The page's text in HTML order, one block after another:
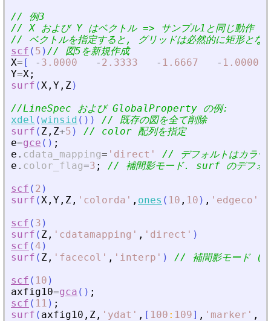
// 例3
// X および Y はベクトル => サンプル1と同じ動作
// ベクトルを指定すると, グリッドは必然的に矩形とな
scf ( 5 )// 図5を新規作成
X= [ - 3.0000 - 2.3333 - 1.6667 - 1.0000
Y=X;
surf (X , Y , Z)
//LineSpec および GlobalProperty の例:
xdel (winsid ( ) )
// 既存の図を全て削除
surf ( Z , Z+5 )
// color 配列を指定
e=gce ( ) ;
e . cdata_mapping= ' direct '
// デフォルトはカラー
e . color_flag=3 ;
// 補間影モード. surf のデフォ
scf ( 2 )
surf (X , Y , Z , ' colorda ' , ones ( 10 , 10 ) , ' edgeco '
scf ( 3 )
surf ( Z , ' cdatamapping ' , ' direct ' )
scf ( 4 )
surf ( Z , ' facecol ' , ' interp ' )
// 補間影モード
scf ( 10 )
axfig10=gca ( ) ;
scf ( 11 ) ;
surf ( axfig10 , Z , ' ydat ' , [ 100 : 109] , ' marker ' ,